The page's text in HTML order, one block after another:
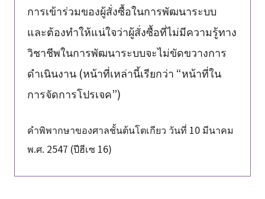
การเข้าร่วมของผู้สั่งซื้อในการพัฒนาระบบ
และต้องทำให้แน่ใจว่าผู้สั่งซื้อที่ไม่มีความรู้ทาง
วิชาชีพในการพัฒนาระบบจะไม่ขัดขวางการ
ดำเนินงาน (หน้าที่เหล่านี้เรียกว่า “หน้าที่ใน
การจัดการโปรเจค”)
คำพิพากษาของศาลชั้นต้นโตเกียว วันที่ 10 มีนาคม
พ.ศ. 2547 (ปีฮีเซ 16)